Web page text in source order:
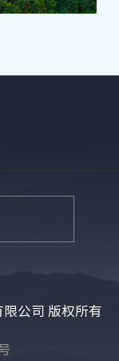
公司 版权所有